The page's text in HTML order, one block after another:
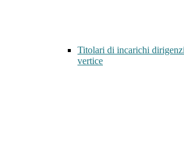
Titolari di incarichi
vertice